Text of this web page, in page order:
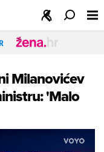
Milanovićev
'Malo